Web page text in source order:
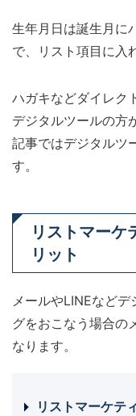
生年月日は誕生月に
で、リスト項目に入
ハガキなどダイレク
デジタルツールの方
記事ではデジタルツ
す。
リストマーケ
リット
メールやLINEなど
グをおこなう場合の
なります。
リストマーケテ